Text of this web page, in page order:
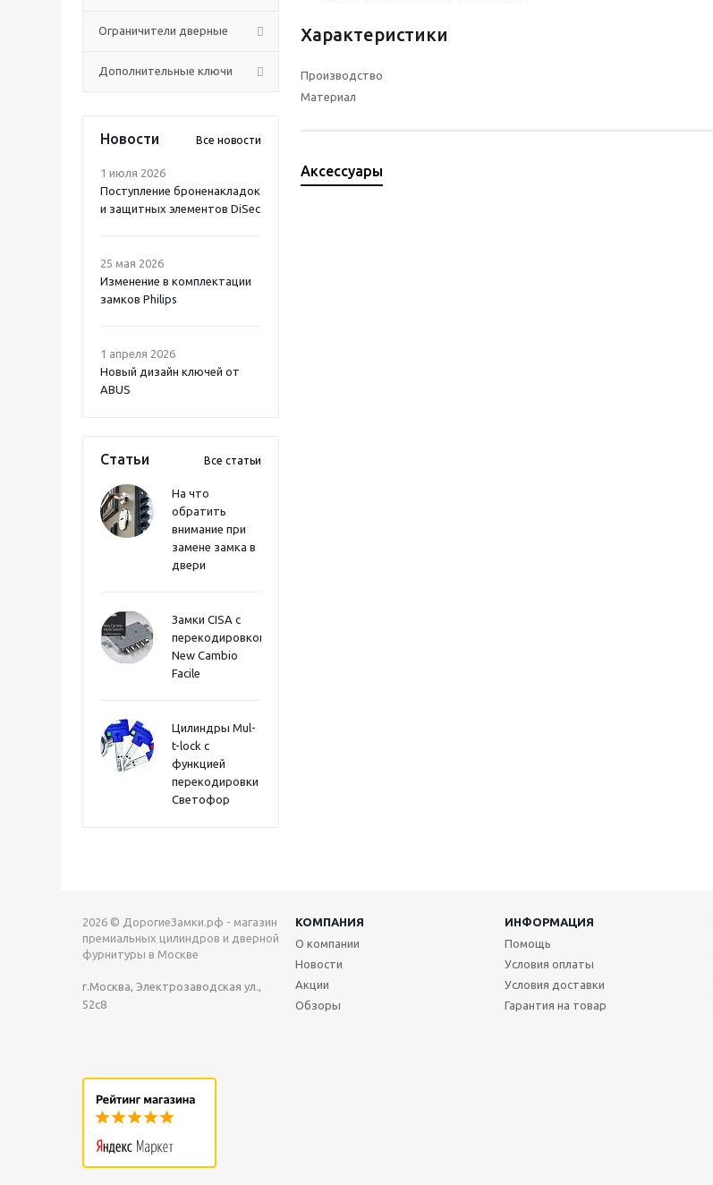
Ограничители дверные
Дополнительные ключи
Новости Все новости
1 июля 2026
Поступление броненакладок
и защитных элементов DiSec
25 мая 2026
Изменение в комплектации
замков Philips
1 апреля 2026
Новый дизайн ключей от
ABUS
Статьи Все статьи
На что
обратить
внимание при
замене замка в
двери
Замки CISA с
перекодировкой
New Cambio
Facile
Цилиндры Mul-
t-lock с
функцией
перекодировки
Светофор
Характеристики
Производство
Материал
Аксессуары
2026 © ДорогиеЗамки.рф - магазин
премиальных цилиндров и дверной
фурнитуры в Москве
г.Москва, Электрозаводская ул.,
52с8
КОМПАНИЯ ИНФОРМАЦИЯ
О компании
Новости
Акции
Обзоры
Помощь
Условия оплаты
Условия доставки
Гарантия на товар